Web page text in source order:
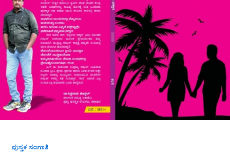
ಪುಸ್ತಕ ಸಂಗಾತಿ
ನಕ್ಕಾಗ”
ಕೃತಿಯ
ಅವಲೋಕನ
ಪ್ರಭಾವತಿ
ದೇಸಾಯಿ
ಅವರಿಂದ